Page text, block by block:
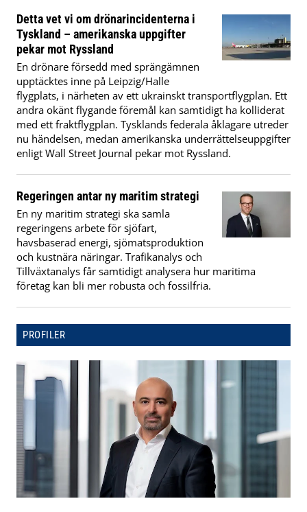
Detta vet vi om drönarincidenterna i
Tyskland – amerikanska uppgifter
pekar mot Ryssland
En drönare försedd med sprängämnen
upptäcktes inne på Leipzig/Halle
flygplats, i närheten av ett ukrainskt transportflygplan. Ett
andra okänt flygande föremål kan samtidigt ha kolliderat
med ett fraktflygplan. Tysklands federala åklagare utreder
nu händelsen, medan amerikanska underrättelseuppgifter
enligt Wall Street Journal pekar mot Ryssland.
Regeringen antar ny maritim strategi
En ny maritim strategi ska samla
regeringens arbete för sjöfart,
havsbaserad energi, sjömatsproduktion
och kustnära näringar. Trafikanalys och
Tillväxtanalys får samtidigt analysera hur maritima
företag kan bli mer robusta och fossilfria.
PROFILER